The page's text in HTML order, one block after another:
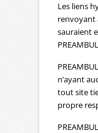
Les liens
renvoyant
sauraient
n’ayant
tout site
propre